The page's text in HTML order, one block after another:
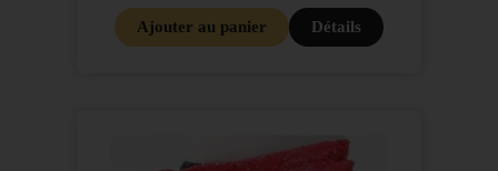
Ajouter au panier Détails